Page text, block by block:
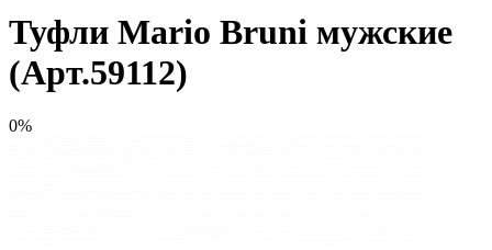
Туфли Mario Bruni мужские
(Арт.59112)
0%